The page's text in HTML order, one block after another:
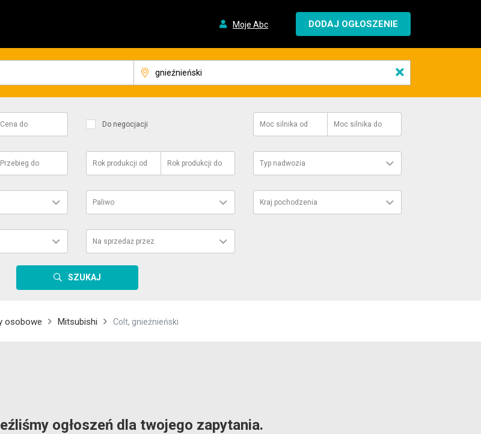
Moje Abc DODAJ OGŁOSZENIE
×
Cena do Do negocjacji Moc silnika od Moc silnika do
Przebieg do Rok produkcji od Rok produkcji do Typ nadwozia
Paliwo Kraj pochodzenia
Na sprzedaż przez
SZUKAJ
osobowe Mitsubishi Colt, gnieźnieński
ogłoszeń dla twojego zapytania.